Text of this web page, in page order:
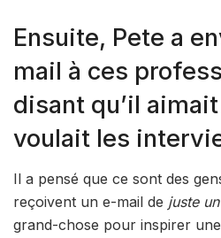
Ensuite, Pete a
mail à ces
disant qu’il
voulait les
Il a pensé que ce sont des
reçoivent un e-mail de juste
grand-chose pour inspirer